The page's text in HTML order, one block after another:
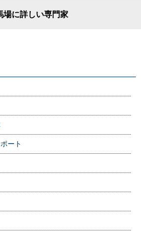
場に詳しい専門家
ート